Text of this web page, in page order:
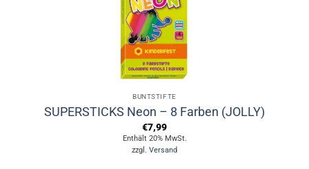
BUNTSTIFTE
SUPERSTICKS Neon – 8 Farben (JOLLY)
€7,99
Enthält 20% MwSt.
zzgl. Versand